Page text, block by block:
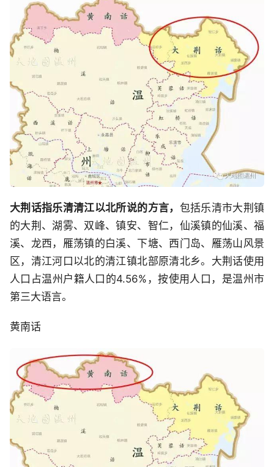
大荆话指乐清清江以北所说的方言， 包括乐清市大荆镇
的大荆、湖雾、双峰、镇安、智仁，仙溪镇的仙溪、福
溪、龙西，雁荡镇的白溪、下塘、西门岛、雁荡山风景
区，清江河口以北的清江镇北部原清北乡。大荆话使用
人口占温州户籍人口的4.56%，按使用人口，是温州市
第三大语言。
黄南话